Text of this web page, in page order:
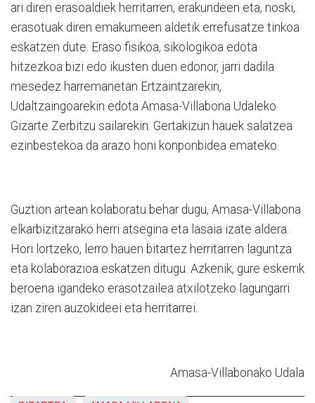
ari diren erasoaldiek herritarren, erakundeen eta, noski,
erasotuak diren emakumeen aldetik errefusatze tinkoa
eskatzen dute. Eraso fisikoa, sikologikoa edota
hitzezkoa bizi edo ikusten duen edonor, jarri dadila
mesedez harremanetan Ertzaintzarekin,
Udaltzaingoarekin edota Amasa-Villabona Udaleko
Gizarte Zerbitzu sailarekin. Gertakizun hauek salatzea
ezinbestekoa da arazo honi konponbidea emateko.
Guztion artean kolaboratu behar dugu, Amasa-Villabona
elkarbizitzarako herri atsegina eta lasaia izate aldera.
Hori lortzeko, lerro hauen bitartez herritarren laguntza
eta kolaborazioa eskatzen ditugu. Azkenik, gure eskerrik
beroena igandeko erasotzailea atxilotzeko lagungarri
izan ziren auzokideei eta herritarrei.
Amasa-Villabonako Udala